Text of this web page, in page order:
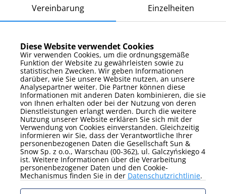
Außenstellplatz
Zeig mehr
Zusatzausstattung
Bügeleisen
Klimaanlage
Bettwäsche und Handtücher
Zeig mehr
Zusätzliche Eigenschaften
Arbeitsurlaub
Balkon / Terrasse
ohne Tiere
Zeig mehr
Abonnieren Sie
Vereinbarung Einzelheiten
Diese Website verwendet Cookies
Wir verwenden Cookies, um die ordnungsgemäße
Funktion der Website zu gewährleisten sowie zu
statistischen Zwecken. Wir geben Informationen
darüber, wie Sie unsere Website nutzen, an unsere
Analysepartner weiter. Die Partner können diese
Informationen mit anderen Daten kombinieren, die sie
von Ihnen erhalten oder bei der Nutzung von deren
Dienstleistungen erlangt werden. Durch die weitere
Nutzung unserer Website erklären Sie sich mit der
Verwendung von Cookies einverstanden. Gleichzeitig
informieren wir Sie, dass der Verantwortliche Ihrer
personenbezogenen Daten die Gesellschaft Sun &
Snow Sp. z o.o., Warschau (00-362), ul. Galczyńskiego 4
ist. Weitere Informationen über die Verarbeitung
personenbezogener Daten und den Cookie-
Mechanismus finden Sie in der Datenschutzrichtlinie.